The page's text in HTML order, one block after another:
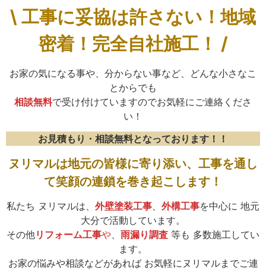
\ 工事に妥協は許さない！地域
密着！完全自社施工！ /
お家の気になる事や、分からない事など、どんな小さなこ
とからでも
相談無料で受け付けていますのでお気軽にご連絡くださ
い！
お見積もり・相談無料となっております！！
ヌリマルは地元の皆様に寄り添い、工事を通し
て笑顔の連鎖を巻き起こします！
私たち ヌリマルは、 外壁塗装工事、 外構工事を中心に 地元
大分で活動しています。
その他リフォーム工事や、 雨漏り調査 等も 多数施工してい
ます。
お家の悩みや相談などがあれば お気軽にヌリマルまでご連